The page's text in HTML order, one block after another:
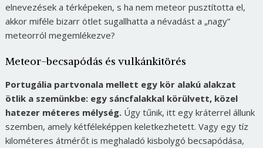
elnevezések a térképeken, s ha nem meteor pusztította el,
akkor miféle bizarr ötlet sugallhatta a névadást a „nagy”
meteorról megemlékezve?
Meteor-becsapódás és vulkánkitörés
Portugália partvonala mellett egy kör alakú alakzat
ötlik a szemünkbe: egy sáncfalakkal körülvett, közel
hatezer méteres mélység.Úgy tűnik, itt egy kráterrel állunk
szemben, amely kétféleképpen keletkezhetett. Vagy egy tíz
kilométeres átmérőt is meghaladó kisbolygó becsapódása,